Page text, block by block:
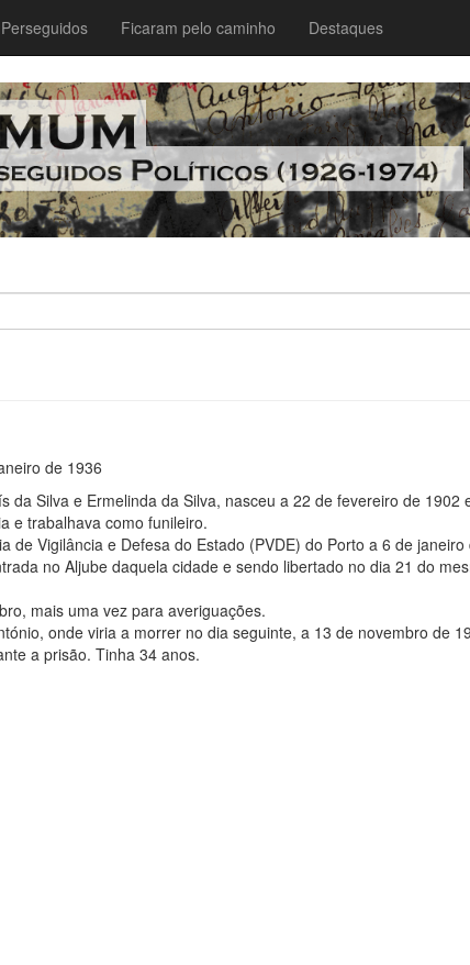
Ficaram pelo caminho Destaques
de 1936
da Silva e Ermelinda da Silva, nasceu a 22 de fevereiro de 1902
e trabalhava como funileiro.
de Vigilância e Defesa do Estado (PVDE) do Porto a 6 de janeiro
no Aljube daquela cidade e sendo libertado no dia 21 do
mais uma vez para averiguações.
onde viria a morrer no dia seguinte, a 13 de novembro de
a prisão. Tinha 34 anos.